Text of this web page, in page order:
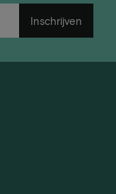
Inschrijven